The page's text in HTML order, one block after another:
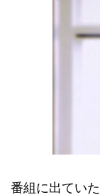
番組に出ていた